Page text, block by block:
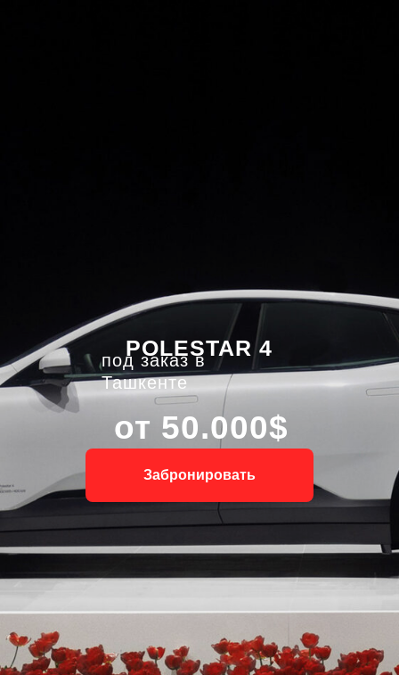
POLESTAR 4
Забронировать
от 50.000$
под заказ в
Ташкенте